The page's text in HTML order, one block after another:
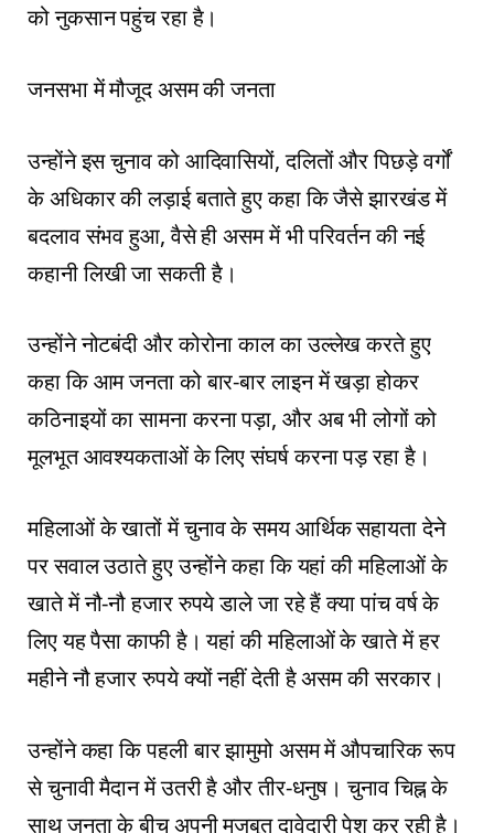
को नुकसान पहुंच रहा है।
जनसभा में मौजूद असम की जनता
उन्होंने इस चुनाव को आदिवासियों, दलितों और पिछड़े वर्गों
के अधिकार की लड़ाई बताते हुए कहा कि जैसे झारखंड में
बदलाव संभव हुआ, वैसे ही असम में भी परिवर्तन की नई
कहानी लिखी जा सकती है।
उन्होंने नोटबंदी और कोरोना काल का उल्लेख करते हुए
कहा कि आम जनता को बार-बार लाइन में खड़ा होकर
कठिनाइयों का सामना करना पड़ा, और अब भी लोगों को
मूलभूत आवश्यकताओं के लिए संघर्ष करना पड़ रहा है।
महिलाओं के खातों में चुनाव के समय आर्थिक सहायता देने
पर सवाल उठाते हुए उन्होंने कहा कि यहां की महिलाओं के
खाते में नौ-नौ हजार रुपये डाले जा रहे हैं क्या पांच वर्ष के
लिए यह पैसा काफी है। यहां की महिलाओं के खाते में हर
महीने नौ हजार रुपये क्यों नहीं देती है असम की सरकार।
उन्होंने कहा कि पहली बार झामुमो असम में औपचारिक रूप
से चुनावी मैदान में उतरी है और तीर-धनुष। चुनाव चिह्न के
साथ जनता के बीच अपनी मजबूत दावेदारी पेश कर रही है।